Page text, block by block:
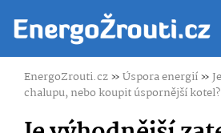
EnergoZrouti.cz»Úspora energií»
chalupu, nebo koupit úspornější